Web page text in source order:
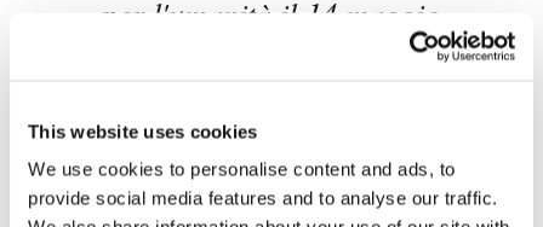
This website uses cookies
We use cookies to personalise content and ads, to
provide social media features and to analyse our traffic.
per l'umanità il 14 maggio
— The Higher Committee of Human
Fraternity (@HumanFraternity)May